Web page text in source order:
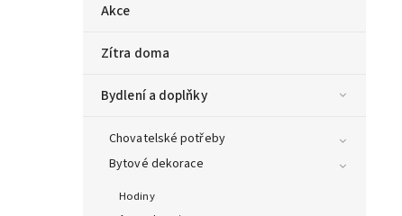
Akce
Zítra doma
Bydlení a doplňky
Chovatelské potřeby
Bytové dekorace
Hodiny